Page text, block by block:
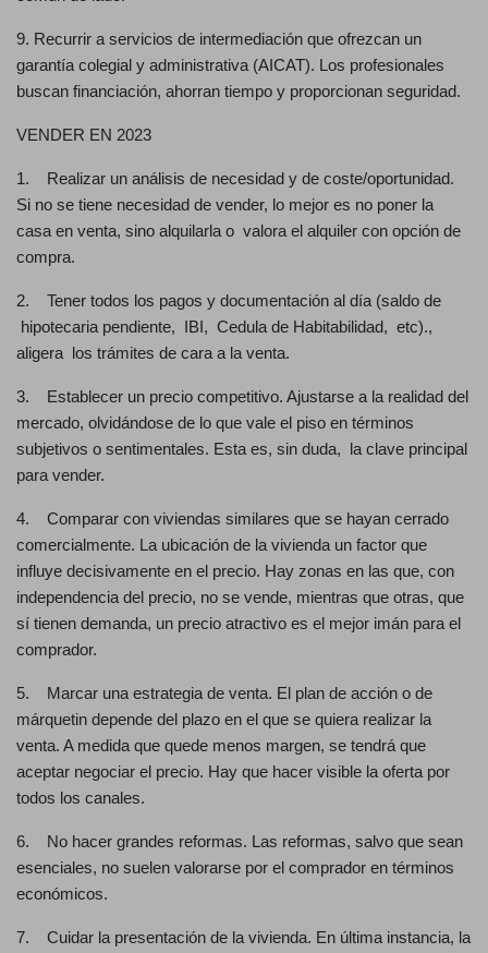
9. Recurrir a servicios de intermediación que ofrezcan un
garantía colegial y administrativa (AICAT). Los profesionales
buscan financiación, ahorran tiempo y proporcionan seguridad.
VENDER EN 2023
1. Realizar un análisis de necesidad y de coste/oportunidad.
Si no se tiene necesidad de vender, lo mejor es no poner la
casa en venta, sino alquilarla o valora el alquiler con opción de
compra.
2. Tener todos los pagos y documentación al día (saldo de
hipotecaria pendiente, IBI, Cedula de Habitabilidad, etc).,
aligera los trámites de cara a la venta.
3. Establecer un precio competitivo. Ajustarse a la realidad del
mercado, olvidándose de lo que vale el piso en términos
subjetivos o sentimentales. Esta es, sin duda, la clave principal
para vender.
4. Comparar con viviendas similares que se hayan cerrado
comercialmente. La ubicación de la vivienda un factor que
influye decisivamente en el precio. Hay zonas en las que, con
independencia del precio, no se vende, mientras que otras, que
sí tienen demanda, un precio atractivo es el mejor imán para el
comprador.
5. Marcar una estrategia de venta. El plan de acción o de
márquetin depende del plazo en el que se quiera realizar la
venta. A medida que quede menos margen, se tendrá que
aceptar negociar el precio. Hay que hacer visible la oferta por
todos los canales.
6. No hacer grandes reformas. Las reformas, salvo que sean
esenciales, no suelen valorarse por el comprador en términos
económicos.
7. Cuidar la presentación de la vivienda. En última instancia, la